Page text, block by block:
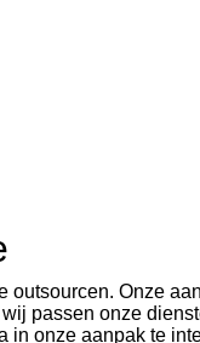
Onze
passen onze
in onze aanpak te